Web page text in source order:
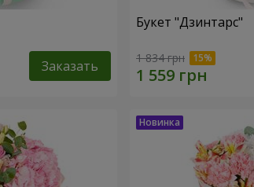
Заказать
Букет "Дзинтарс"
1 834 грн